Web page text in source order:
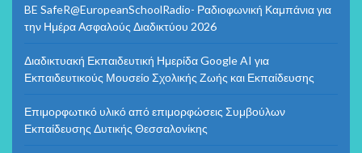
BE SafeR@EuropeanSchoolRadio- Ραδιοφωνική Καμπάνια για
την Ημέρα Ασφαλούς Διαδικτύου 2026
Διαδικτυακή Εκπαιδευτική Ημερίδα Google AI για
Εκπαιδευτικούς Μουσείο Σχολικής Ζωής και Εκπαίδευσης
Επιμορφωτικό υλικό από επιμορφώσεις Συμβούλων
Εκπαίδευσης Δυτικής Θεσσαλονίκης